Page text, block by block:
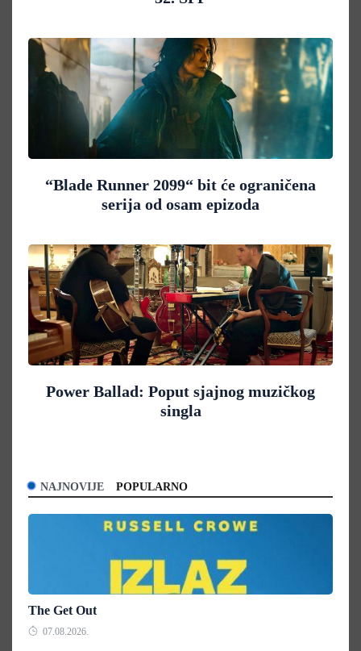
“Blade Runner 2099“ bit će ograničena
serija od osam epizoda
Power Ballad: Poput sjajnog muzičkog
singla
NAJNOVIJE POPULARNO
The Get Out
07.08.2026.